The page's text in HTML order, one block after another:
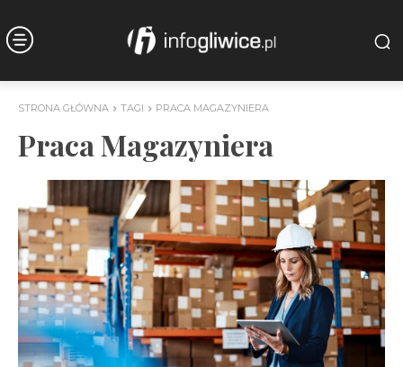
STRONA GŁÓWNA TAGI PRACA MAGAZYNIERA
Praca Magazyniera